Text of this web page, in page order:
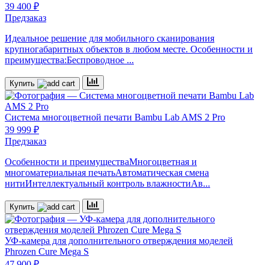
39 400 ₽
Предзаказ
Идеальное решение для мобильного сканирования
крупногабаритных объектов в любом месте. Особенности и
преимущества:Беспроводное ...
Купить
Система многоцветной печати Bambu Lab AMS 2 Pro
39 999 ₽
Предзаказ
Особенности и преимуществаМногоцветная и
многоматериальная печатьАвтоматическая смена
нитиИнтеллектуальный контроль влажностиАв...
Купить
УФ-камера для дополнительного отверждения моделей
Phrozen Cure Mega S